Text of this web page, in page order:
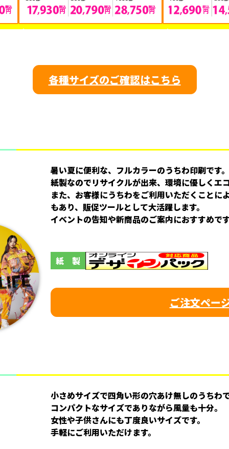
各種サイズのご確認はこちら
暑い夏に便利な、フルカラーのうちわ印刷です
紙製なのでリサイクルが出来、環境に優しくエ
また、お客様にうちわをご利用いただくことに
もあり、販促ツールとして大活躍します。
イベントの告知や新商品のご案内におすすめで
紙 製
ご注文ペー
小さめサイズで四角い形の穴あけ無しのうちわ
コンパクトなサイズでありながら風量も十分。
女性や子供さんにも丁度良いサイズです。
手軽にご利用いただけます。